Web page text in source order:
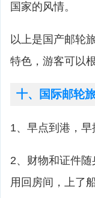
国家的风情。
以上是国产邮轮
特色，游客可以
十、国际邮轮
1、早点到港，早
2、财物和证件
用回房间，上了